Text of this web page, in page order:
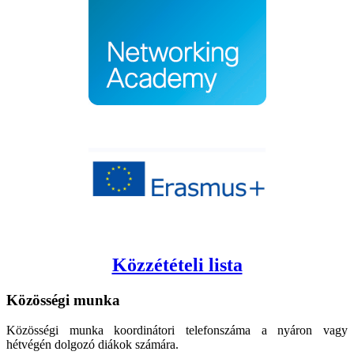
Közzétételi lista
Közösségi munka
Közösségi munka koordinátori telefonszáma a nyáron vagy
hétvégén dolgozó diákok számára.